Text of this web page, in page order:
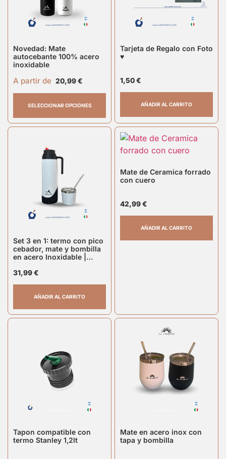
Novedad: Mate
autocebante 100% acero
inoxidable
A partir de 20,99€
SELECCIONAR OPCIONES
Tarjeta de Regalo con Foto
♥
1,50€
AÑADIR AL CARRITO
Set 3 en 1: termo con pico
cebador, mate y bombilla
en acero Inoxidable |
Blanco
31,99€
AÑADIR AL CARRITO
Mate de Ceramica forrado
con cuero
42,99€
AÑADIR AL CARRITO
Tapon compatible con
termo Stanley 1,2lt
Mate en acero inox con
tapa y bombilla